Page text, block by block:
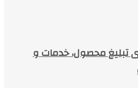
تبلیغ محصول، خدمات و